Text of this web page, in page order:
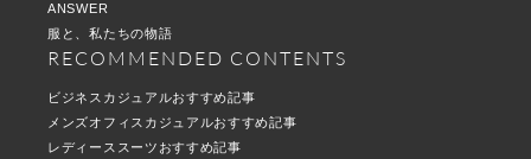
ANSWER
服と、私たちの物語
RECOMMENDED CONTENTS
ビジネスカジュアルおすすめ記事
メンズオフィスカジュアルおすすめ記事
レディーススーツおすすめ記事